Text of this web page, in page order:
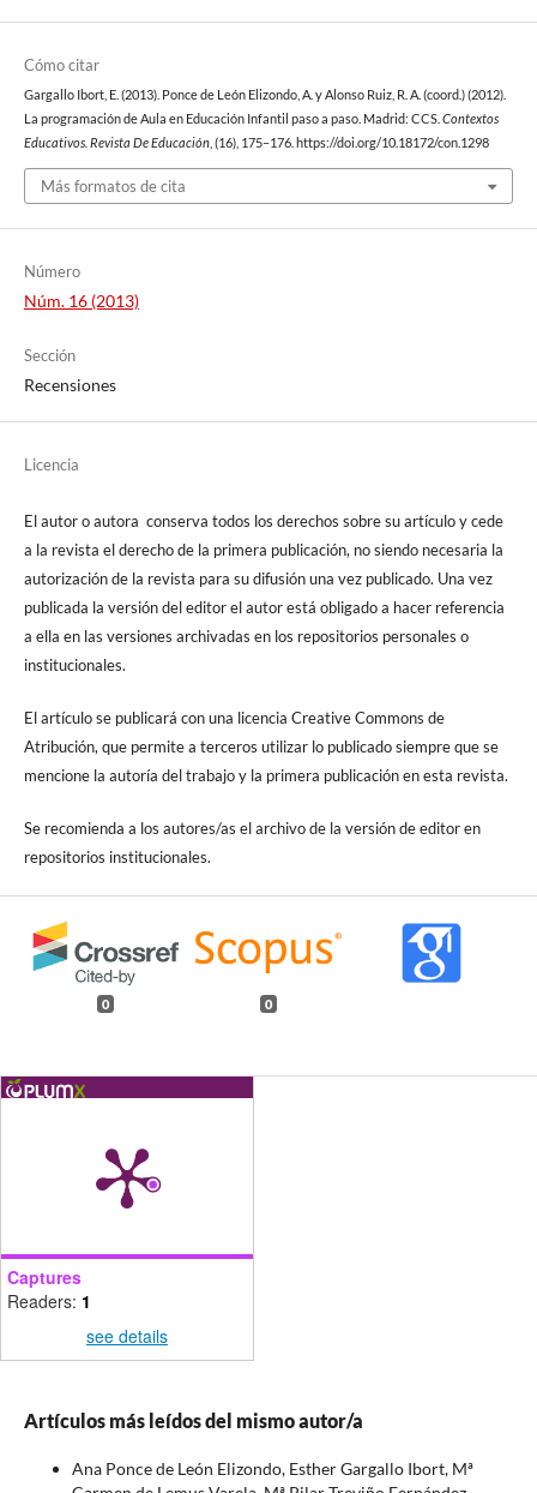
Cómo citar
Gargallo Ibort, E. (2013). Ponce de León Elizondo, A. y Alonso Ruiz, R. A. (coord.) (2012).
La programación de Aula en Educación Infantil paso a paso. Madrid: CCS. Contextos
Educativos. Revista De Educación, (16), 175–176. https://doi.org/10.18172/con.1298
Más formatos de cita
Número
Núm. 16 (2013)
Sección
Recensiones
Licencia
El autor o autora conserva todos los derechos sobre su artículo y cede
a la revista el derecho de la primera publicación, no siendo necesaria la
autorización de la revista para su difusión una vez publicado. Una vez
publicada la versión del editor el autor está obligado a hacer referencia
a ella en las versiones archivadas en los repositorios personales o
institucionales.
El artículo se publicará con una licencia Creative Commons de
Atribución, que permite a terceros utilizar lo publicado siempre que se
mencione la autoría del trabajo y la primera publicación en esta revista.
Se recomienda a los autores/as el archivo de la versión de editor en
repositorios institucionales.
0 0
Captures
Readers: 1
see details
Artículos más leídos del mismo autor/a
Ana Ponce de León Elizondo, Esther Gargallo Ibort, Mª